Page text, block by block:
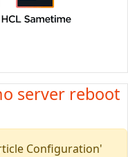
server reboot
Configuration'